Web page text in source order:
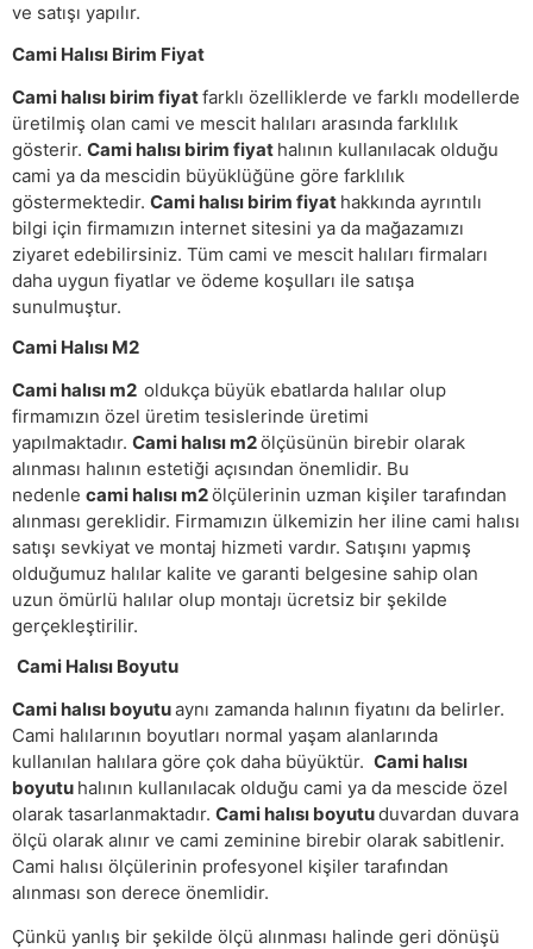
ve satışı yapılır.
Cami Halısı Birim Fiyat
Cami halısı birim fiyatfarklı özelliklerde ve farklı modellerde
üretilmiş olan cami ve mescit halıları arasında farklılık
gösterir. Cami halısı birim fiyat halının kullanılacak olduğu
cami ya da mescidin büyüklüğüne göre farklılık
göstermektedir. Cami halısı birim fiyat hakkında ayrıntılı
bilgi için firmamızın internet sitesini ya da mağazamızı
ziyaret edebilirsiniz. Tüm cami ve mescit halıları firmaları
daha uygun fiyatlar ve ödeme koşulları ile satışa
sunulmuştur.
Cami Halısı M2
Cami halısı m2 oldukça büyük ebatlarda halılar olup
firmamızın özel üretim tesislerinde üretimi
yapılmaktadır. Cami halısı m2ölçüsünün birebir olarak
alınması halının estetiği açısından önemlidir. Bu
nedenle cami halısı m2ölçülerinin uzman kişiler tarafından
alınması gereklidir. Firmamızın ülkemizin her iline cami halısı
satışı sevkiyat ve montaj hizmeti vardır. Satışını yapmış
olduğumuz halılar kalite ve garanti belgesine sahip olan
uzun ömürlü halılar olup montajı ücretsiz bir şekilde
gerçekleştirilir.
Cami Halısı Boyutu
Cami halısı boyutuaynı zamanda halının fiyatını da belirler.
Cami halılarının boyutları normal yaşam alanlarında
kullanılan halılara göre çok daha büyüktür. Cami halısı
boyutu halının kullanılacak olduğu cami ya da mescide özel
olarak tasarlanmaktadır. Cami halısı boyutuduvardan duvara
ölçü olarak alınır ve cami zeminine birebir olarak sabitlenir.
Cami halısı ölçülerinin profesyonel kişiler tarafından
alınması son derece önemlidir.
Çünkü yanlış bir şekilde ölçü alınması halinde geri dönüşü